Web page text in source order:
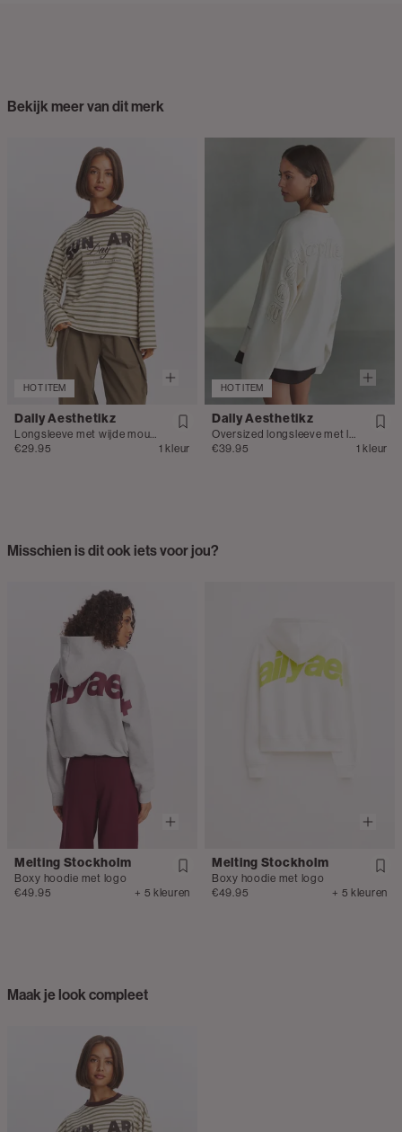
Bekijk meer van dit merk
HOT ITEM
Daily Aesthetikz
€29.95
1 kleur
HOT ITEM
Daily Aesthetikz
€39.95
1 kleur
Misschien is dit ook iets voor jou?
Melting Stockholm
Boxy hoodie met logo
€49.95
+ 5 kleuren
Melting Stockholm
Boxy hoodie met logo
€49.95
+ 5 kleuren
Maak je look compleet